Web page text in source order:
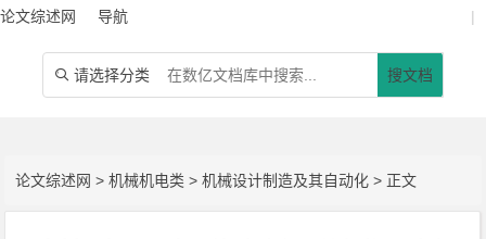
论文综述网 导航 |
 请选择分类 搜文档
论文综述网 >机械机电类 >机械设计制造及其自动化 > 正文